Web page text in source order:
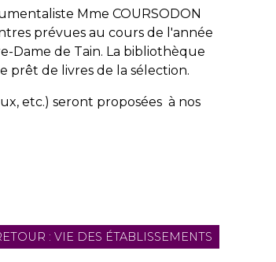
Mme COURSODON
prévues au cours de l'année
Dame de Tain. La bibliothèque
prêt de livres de la sélection.
etc.) seront proposées à nos
: VIE DES ÉTABLISSEMENTS